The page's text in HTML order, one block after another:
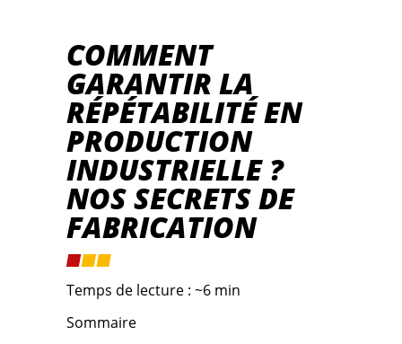
COMMENT
GARANTIR LA
RÉPÉTABILITÉ EN
PRODUCTION
INDUSTRIELLE ?
NOS SECRETS DE
FABRICATION
Temps de lecture : ~6 min
Sommaire